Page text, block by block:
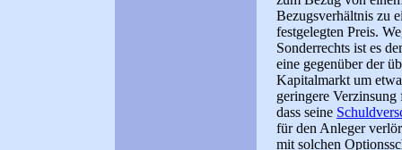
Bezugsverhältnis zu
festgelegten Preis.
Sonderrechts ist es
eine gegenüber der
Kapitalmarkt um
geringere
dass seine
für den Anleger
mit solchen